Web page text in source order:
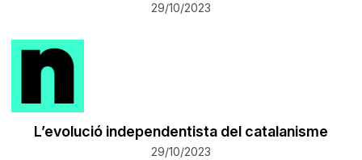
29/10/2023
L’evolució independentista del catalanisme
29/10/2023